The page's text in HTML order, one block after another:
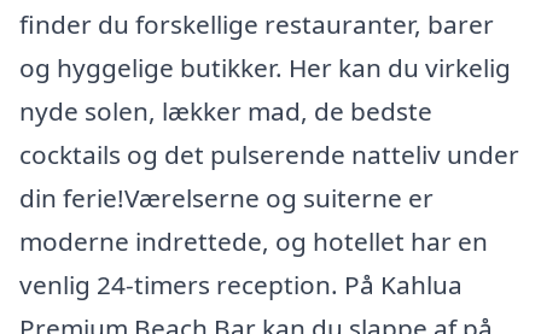
finder du forskellige restauranter, barer
og hyggelige butikker. Her kan du virkelig
nyde solen, lækker mad, de bedste
cocktails og det pulserende natteliv under
din ferie!Værelserne og suiterne er
moderne indrettede, og hotellet har en
venlig 24-timers reception. På Kahlua